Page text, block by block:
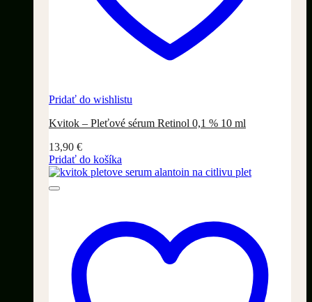
Pridať do wishlistu
Kvitok – Pleťové sérum Retinol 0,1 % 10 ml
13,90 €
Pridať do košíka